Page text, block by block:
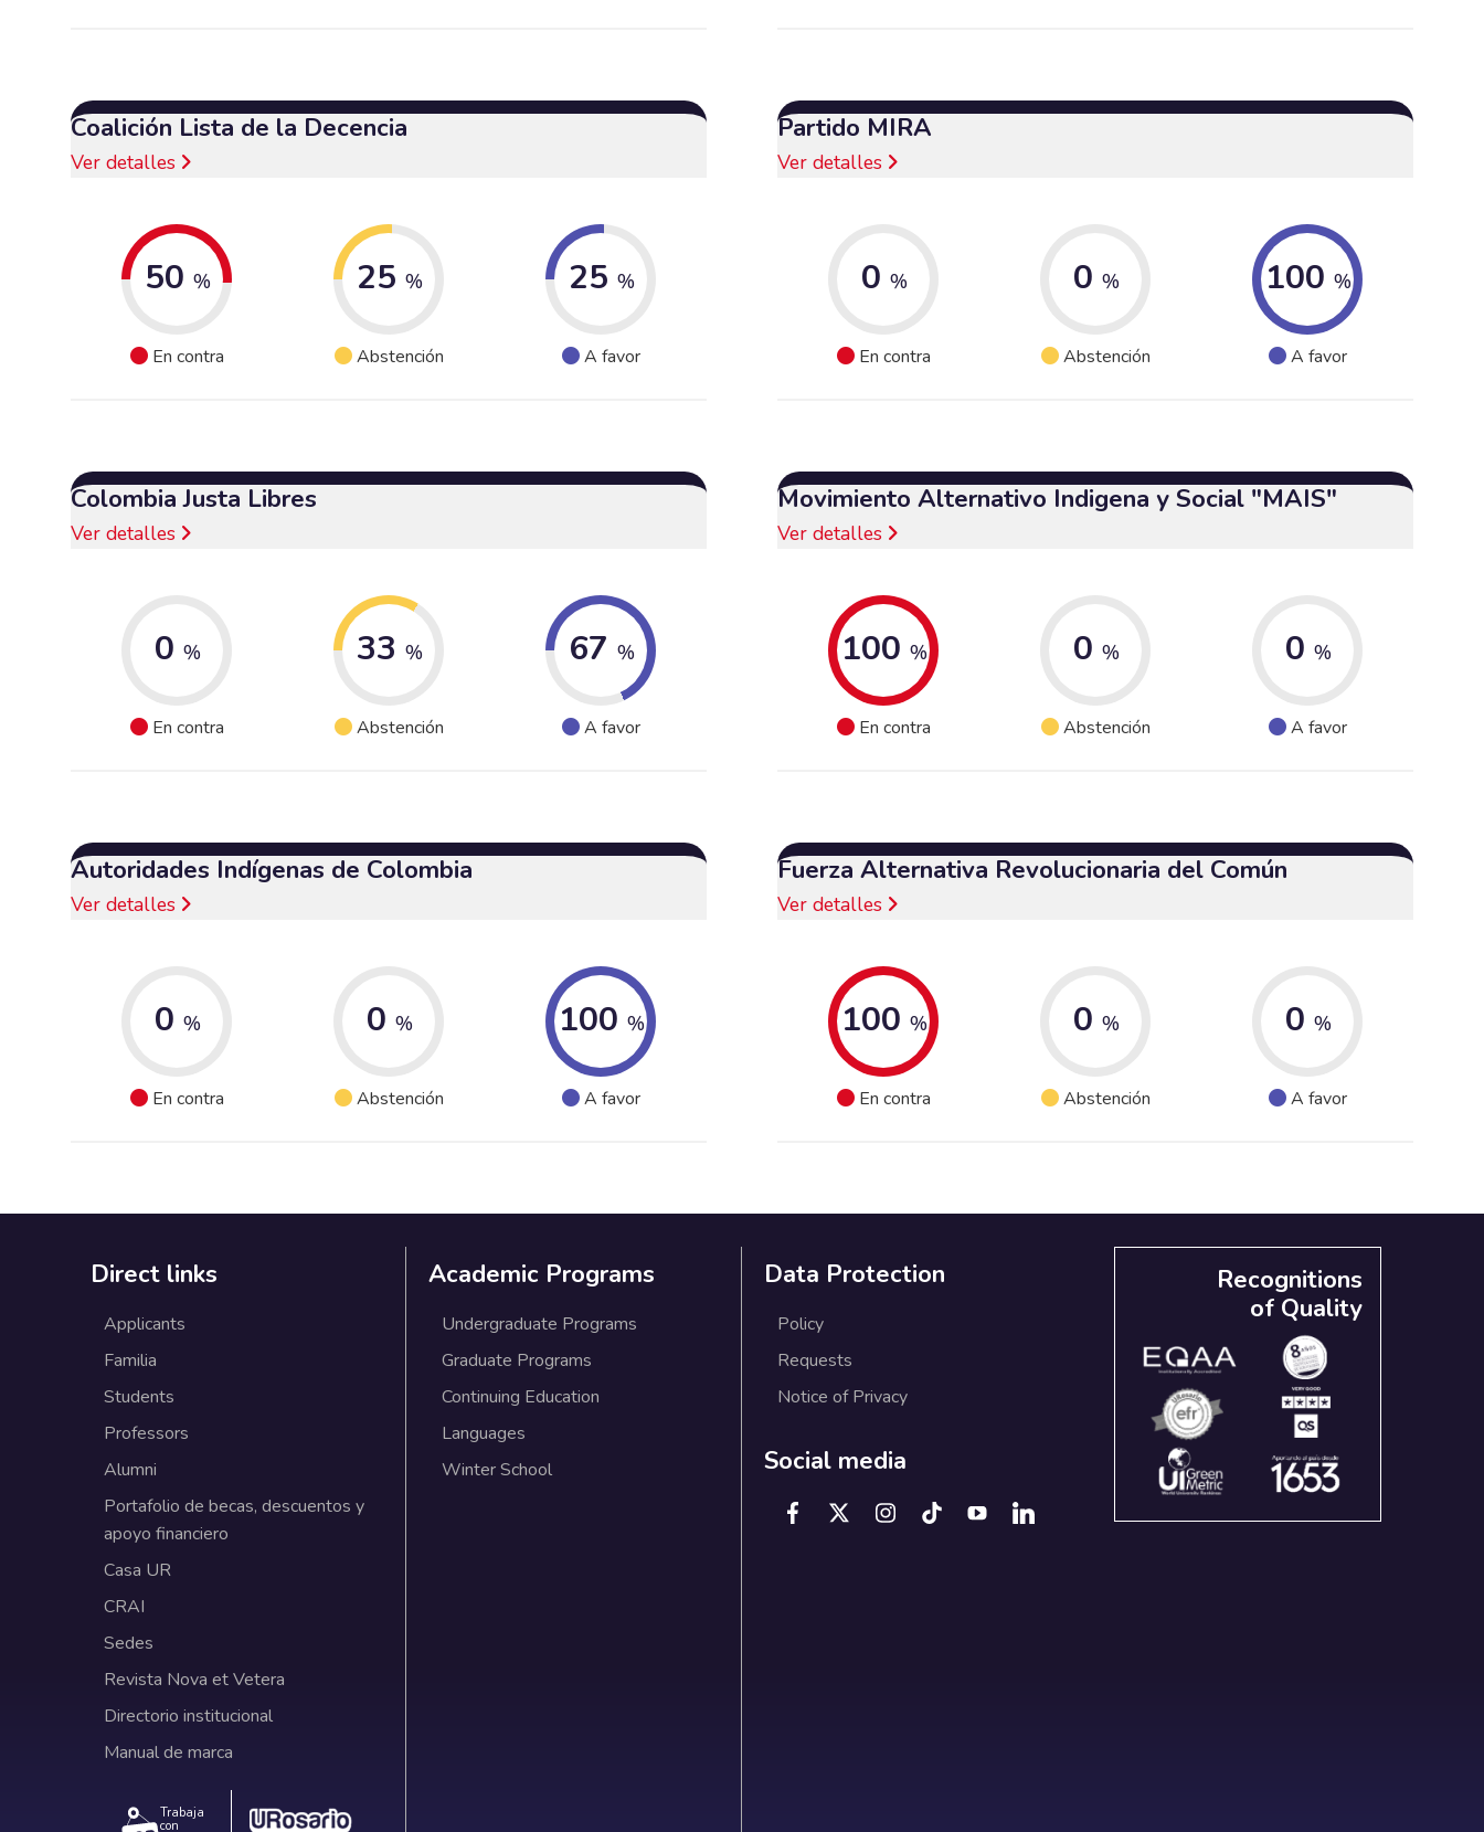
Coalición Lista de la Decencia
Ver detalles
50 %
En contra
25 %
Abstención
25 %
A favor
Partido MIRA
Ver detalles
0 %
En contra
0 %
Abstención
100 %
A favor
Colombia Justa Libres
Ver detalles
0 %
En contra
33 %
Abstención
67 %
A favor
Movimiento Alternativo Indigena y Social "MAIS"
Ver detalles
100 %
En contra
0 %
Abstención
0 %
A favor
Autoridades Indígenas de Colombia
Ver detalles
0 %
En contra
0 %
Abstención
100 %
A favor
Fuerza Alternativa Revolucionaria del Común
Ver detalles
100 %
En contra
0 %
Abstención
0 %
A favor
Direct links
Applicants
Familia
Students
Professors
Alumni
Portafolio de becas, descuentos y
apoyo financiero
Casa UR
CRAI
Sedes
Revista Nova et Vetera
Directorio institucional
Manual de marca
Trabaja
con
Academic Programs
Undergraduate Programs
Graduate Programs
Continuing Education
Languages
Winter School
Data Protection
Policy
Requests
Notice of Privacy
Social media
Recognitions
of Quality